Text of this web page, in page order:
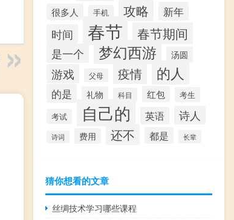
很多人 手机 攻略 新年
时间 春节 春节期间
是一个 梦幻西游 汤圆
游戏 父母 疫情 的人
的是 礼物 科目 红包
考生
考试
自己的 英语 诗人
诗词 费用 还不 都是 长辈
猜你想看的文章
丝绸技术学习哪些课程